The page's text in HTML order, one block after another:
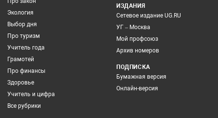
Экология
Выбор дня
Про туризм
Учитель года
Грамотей
Про финансы
Здоровье
Учитель и цифра
Все рубрики
ИЗДАНИЯ
Сетевое издание UG.RU
УГ – Москва
Мой профсоюз
Архив номеров
ПОДПИСКА
Бумажная версия
Онлайн-версия